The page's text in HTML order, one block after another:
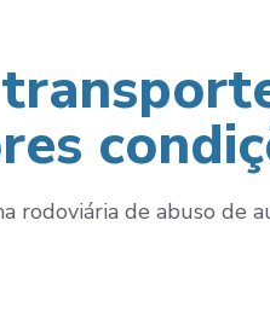
rodoviária de abuso de